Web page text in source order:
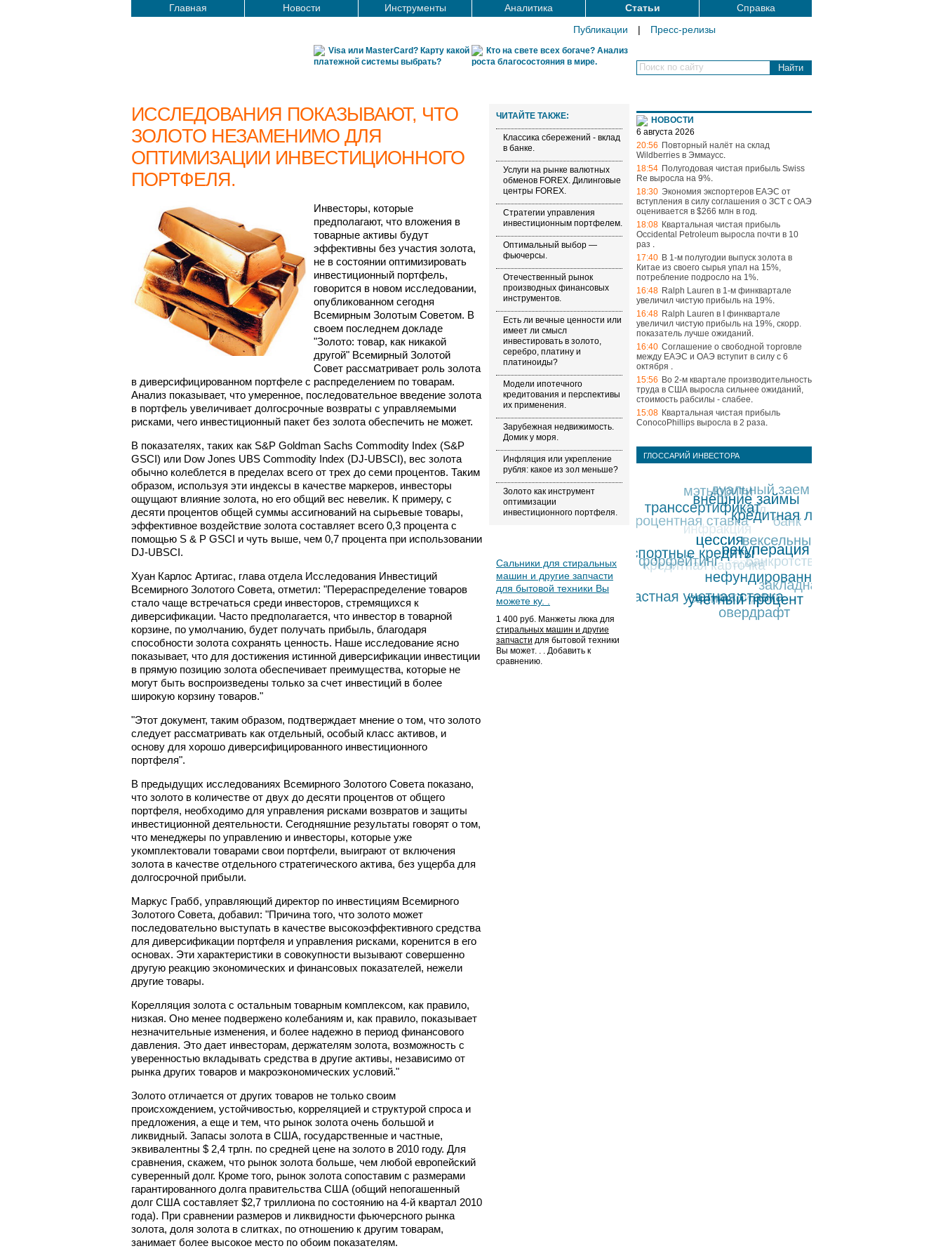
Главная Новости Инструменты Аналитика Статьи
Справка
Публикации
| Пресс-релизы
Поиск по сайту
Visa или MasterCard? Карту какой
платежной системы выбрать?
Кто на свете всех богаче? Анализ
роста благосостояния в мире.
ИССЛЕДОВАНИЯ ПОКАЗЫВАЮТ, ЧТО
ЗОЛОТО НЕЗАМЕНИМО ДЛЯ
ОПТИМИЗАЦИИ ИНВЕСТИЦИОННОГО
ПОРТФЕЛЯ.
Инвесторы, которые
предполагают, что вложения в
товарные активы будут
эффективны без участия золота,
не в состоянии оптимизировать
инвестиционный портфель,
говорится в новом исследовании,
опубликованном сегодня
Всемирным Золотым Советом. В
своем последнем докладе
"Золото: товар, как никакой
другой" Всемирный Золотой
Совет рассматривает роль золота
в диверсифицированном портфеле с распределением по товарам.
Анализ показывает, что умеренное, последовательное введение золота
в портфель увеличивает долгосрочные возвраты с управляемыми
рисками, чего инвестиционный пакет без золота обеспечить не может.
В показателях, таких как S&P Goldman Sachs Commodity Index (S&P
GSCI) или Dow Jones UBS Commodity Index (DJ-UBSCI), вес золота
обычно колеблется в пределах всего от трех до семи процентов. Таким
образом, используя эти индексы в качестве маркеров, инвесторы
ощущают влияние золота, но его общий вес невелик. К примеру, с
десяти процентов общей суммы ассигнований на сырьевые товары,
эффективное воздействие золота составляет всего 0,3 процента с
помощью S & P GSCI и чуть выше, чем 0,7 процента при использовании
DJ-UBSCI.
Хуан Карлос Артигас, глава отдела Исследования Инвестиций
Всемирного Золотого Совета, отметил: "Перераспределение товаров
стало чаще встречаться среди инвесторов, стремящихся к
диверсификации. Часто предполагается, что инвестор в товарной
корзине, по умолчанию, будет получать прибыль, благодаря
способности золота сохранять ценность. Наше исследование ясно
показывает, что для достижения истинной диверсификации инвестиции
в прямую позицию золота обеспечивает преимущества, которые не
могут быть воспроизведены только за счет инвестиций в более
широкую корзину товаров."
"Этот документ, таким образом, подтверждает мнение о том, что золото
следует рассматривать как отдельный, особый класс активов, и
основу для хорошо диверсифицированного инвестиционного
портфеля".
В предыдущих исследованиях Всемирного Золотого Совета показано,
что золото в количестве от двух до десяти процентов от общего
портфеля, необходимо для управления рисками возвратов и защиты
инвестиционной деятельности. Сегодняшние результаты говорят о том,
что менеджеры по управлению и инвесторы, которые уже
укомплектовали товарами свои портфели, выиграют от включения
золота в качестве отдельного стратегического актива, без ущерба для
долгосрочной прибыли.
Маркус Грабб, управляющий директор по инвестициям Всемирного
Золотого Совета, добавил: "Причина того, что золото может
последовательно выступать в качестве высокоэффективного средства
для диверсификации портфеля и управления рисками, коренится в его
основах. Эти характеристики в совокупности вызывают совершенно
другую реакцию экономических и финансовых показателей, нежели
другие товары.
Корелляция золота с остальным товарным комплексом, как правило,
низкая. Оно менее подвержено колебаниям и, как правило, показывает
незначительные изменения, и более надежно в период финансового
давления. Это дает инвесторам, держателям золота, возможность с
уверенностью вкладывать средства в другие активы, независимо от
рынка других товаров и макроэкономических условий."
Золото отличается от других товаров не только своим
происхождением, устойчивостью, корреляцией и структурой спроса и
предложения, а еще и тем, что рынок золота очень большой и
ликвидный. Запасы золота в США, государственные и частные,
эквивалентны $ 2,4 трлн. по средней цене на золото в 2010 году. Для
сравнения, скажем, что рынок золота больше, чем любой европейский
суверенный долг. Кроме того, рынок золота сопоставим с размерами
гарантированного долга правительства США (общий непогашенный
долг США составляет $2,7 триллиона по состоянию на 4-й квартал 2010
года). При сравнении размеров и ликвидности фьючерсного рынка
золота, доля золота в слитках, по отношению к другим товарам,
занимает более высокое место по обоим показателям.
ЧИТАЙТЕ ТАКЖЕ:
Классика сбережений - вклад
в банке.
Услуги на рынке валютных
обменов FOREX. Дилинговые
центры FOREX.
Стратегии управления
инвестиционным портфелем.
Оптимальный выбор —
фьючерсы.
Отечественный рынок
производных финансовых
инструментов.
Есть ли вечные ценности или
имеет ли смысл
инвестировать в золото,
серебро, платину и
платиноиды?
Модели ипотечного
кредитования и перспективы
их применения.
Зарубежная недвижимость.
Домик у моря.
Инфляция или укрепление
рубля: какое из зол меньше?
Золото как инструмент
оптимизации
инвестиционного портфеля.
Сальники для стиральных
машин и другие запчасти
для бытовой техники Вы
можете ку. .
1 400 руб. Манжеты люка для
стиральных машин и другие
запчасти для бытовой техники
Вы может. . . Добавить к
сравнению.
НОВОСТИ
6 августа 2026
20:56 Повторный налёт на склад
Wildberries в Эммаусс.
18:54 Полугодовая чистая прибыль Swiss
Re выросла на 9%.
18:30 Экономия экспортеров ЕАЭС от
вступления в силу соглашения о ЗСТ с ОАЭ
оценивается в $266 млн в год.
18:08 Квартальная чистая прибыль
Occidental Petroleum выросла почти в 10
раз .
17:40 В 1-м полугодии выпуск золота в
Китае из своего сырья упал на 15%,
потребление подросло на 1%.
16:48 Ralph Lauren в 1-м финквартале
увеличил чистую прибыль на 19%.
16:48 Ralph Lauren в I финквартале
увеличил чистую прибыль на 19%, скорр.
показатель лучше ожиданий.
16:40 Соглашение о свободной торговле
между ЕАЭС и ОАЭ вступит в силу с 6
октября .
15:56 Во 2-м квартале производительность
труда в США выросла сильнее ожиданий,
стоимость рабсилы - слабее.
15:08 Квартальная чистая прибыль
ConocoPhillips выросла в 2 раза.
ГЛОССАРИЙ ИНВЕСТОРА